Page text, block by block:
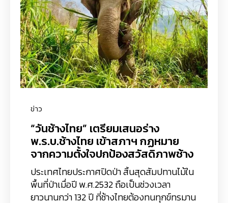
“วันช้างไทย” เตรียมเสนอร่าง
พ.ร.บ.ช้างไทย เข้าสภาฯ กฏหมาย
จากความตั้งใจปกป้องสวัสดิภาพช้าง
ข่าว
ประเทศไทยประกาศปิดป่า สิ้นสุดสัมปทานไม้ใน
พื้นที่ป่าเมื่อปี พ.ศ.2532 ถือเป็นช่วงเวลา
ยาวนานกว่า 132 ปี ที่ช้างไทยต้องทนทุกข์ทรมาน